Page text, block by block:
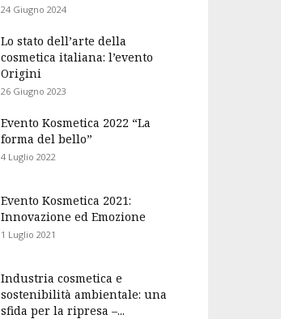
24 Giugno 2024
Lo stato dell’arte della
cosmetica italiana: l’evento
Origini
26 Giugno 2023
Evento Kosmetica 2022 “La
forma del bello”
4 Luglio 2022
Evento Kosmetica 2021:
Innovazione ed Emozione
1 Luglio 2021
Industria cosmetica e
sostenibilità ambientale: una
sfida per la ripresa –...